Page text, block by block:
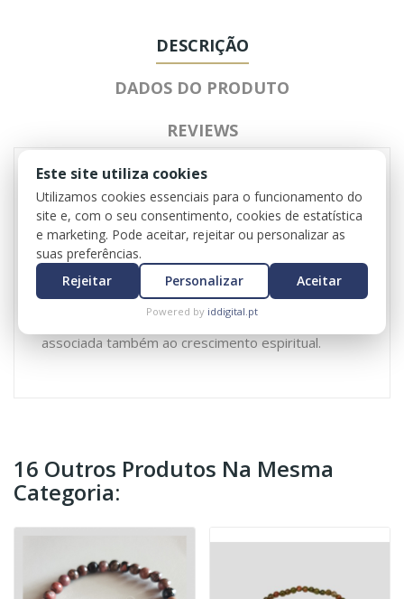
DESCRIÇÃO
DADOS DO PRODUTO
REVIEWS
A pulseira de Unakite é associada ao equilíbrio
emocional, ajudando a libertar sentimentos
negativos e a promover calma interior, sendo
também ligada à cura emocional, ao fortalecimento
do amor-próprio e à harmonização entre mente e
coração, trazendo estabilidade, bem-estar e maior
capacidade de lidar com situações difíceis. Está
associada também ao crescimento espiritual.
16 Outros Produtos Na Mesma
Categoria:
Este site utiliza cookies
Utilizamos cookies essenciais para o funcionamento do
site e, com o seu consentimento, cookies de estatística
e marketing. Pode aceitar, rejeitar ou personalizar as
suas preferências.
Rejeitar
Personalizar Aceitar
Powered by iddigital.pt